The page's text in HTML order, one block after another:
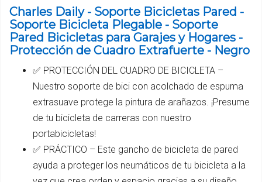
Charles Daily - Soporte Bicicletas Pared -
Soporte Bicicleta Plegable - Soporte
Pared Bicicletas para Garajes y Hogares -
Protección de Cuadro Extrafuerte - Negro
✅ PROTECCIÓN DEL CUADRO DE BICICLETA –
Nuestro soporte de bici con acolchado de espuma
extrasuave protege la pintura de arañazos. ¡Presume
de tu bicicleta de carreras con nuestro
portabicicletas!
✅ PRÁCTICO – Este gancho de bicicleta de pared
ayuda a proteger los neumáticos de tu bicicleta a la